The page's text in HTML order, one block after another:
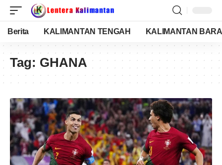
Berita KALIMANTAN TENGAH KALIMANTAN
Tag: GHANA